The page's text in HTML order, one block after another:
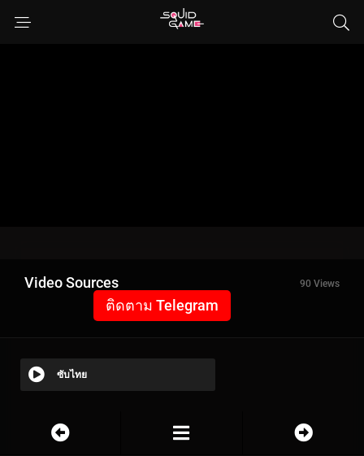
Video Sources 90 Views
ติดตาม Telegram
ซับไทย